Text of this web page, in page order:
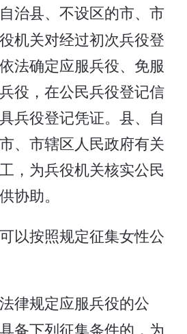
治县、不设区的市、市
机关对经过初次兵役登
法确定应服兵役、免服
役，在公民兵役登记信
兵役登记凭证。县、自
、市辖区人民政府有关
，为兵役机关核实公民
协助。
以按照规定征集女性公
律规定应服兵役的公
备下列征集条件的，为